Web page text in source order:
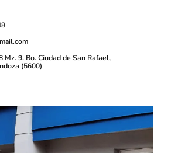
Mz. 9. Bo. Ciudad de San Rafael,
(5600)